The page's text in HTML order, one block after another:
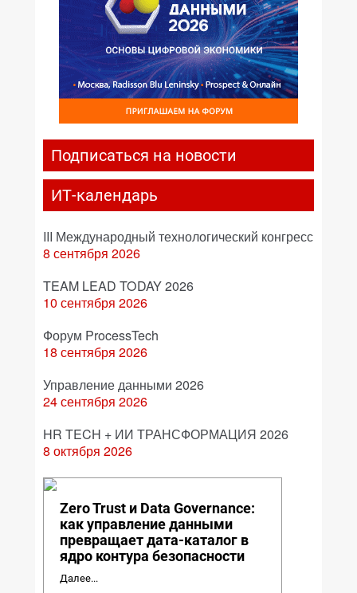
Подписаться на новости
ИТ-календарь
III Международный технологический конгресс
8 сентября 2026
TEAM LEAD TODAY 2026
10 сентября 2026
Форум ProcessTech
18 сентября 2026
Управление данными 2026
24 сентября 2026
HR TECH + ИИ ТРАНСФОРМАЦИЯ 2026
8 октября 2026
Zero Trust и Data Governance:
как управление данными
превращает дата-каталог в
ядро контура безопасности
Далее...